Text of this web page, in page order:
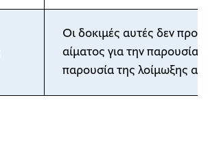
Οι δοκιμές αυτές δεν
αίματος για την παρουσία
παρουσία της λοίμωξης